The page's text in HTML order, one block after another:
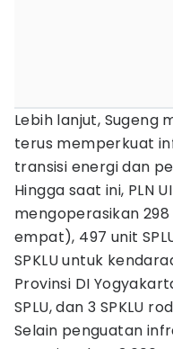
Lebih lanjut, Sugeng
terus memperkuat
transisi energi dan
Hingga saat ini, PLN
mengoperasikan
empat), 497 unit
SPKLU untuk
Provinsi DI
SPLU, dan 3 SPKLU
Selain penguatan